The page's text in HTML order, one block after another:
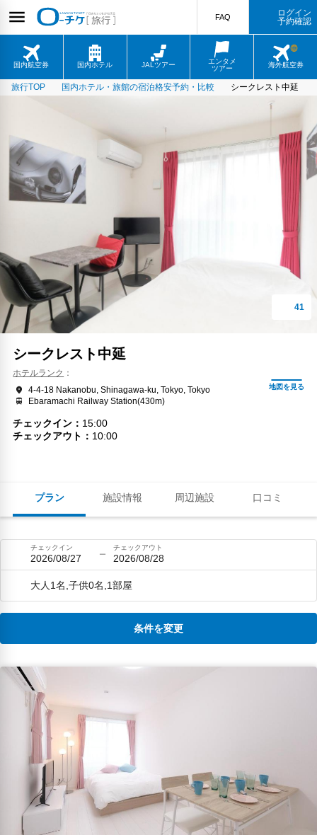
国内航空券 国内ホテル JALツアー
エンタメ
ツアー
海外航空券
FAQ
ログイン
予約確認
旅行TOP 国内ホテル・旅館の宿泊格安予約・比較 シークレスト中延
プラン 施設情報 周辺施設 口コミ
シークレスト中延
ホテルランク
4-4-18 Nakanobu, Shinagawa-ku, Tokyo, Tokyo
Ebaramachi Railway Station(430m)
チェックイン
15:00
チェックアウト
10:00
チェックイン
2026/08/27
チェックアウト
2026/08/28
大人1名,子供0名,1部屋
条件を変更